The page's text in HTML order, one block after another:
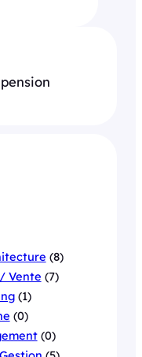
(8)
Vente (7)
(1)
(0)
(0)